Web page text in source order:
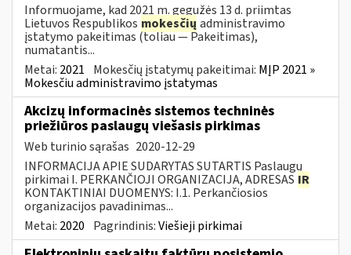
Informuojame, kad 2021 m. gegužės 13 d. priimtas
Lietuvos Respublikos mokesčių administravimo
įstatymo pakeitimas (toliau — Pakeitimas),
numatantis...
Metai: 2021 Mokesčių įstatymų pakeitimai: MĮP 2021 »
Mokesčiu administravimo įstatymas
Akcizų informacinės sistemos techninės
priežiūros paslaugų viešasis pirkimas
Web turinio sąrašas 2020-12-29
INFORMACIJA APIE SUDARYTAS SUTARTIS Paslaugų
pirkimai I. PERKANČIOJI ORGANIZACIJA, ADRESAS IR
KONTAKTINIAI DUOMENYS: I.1. Perkančiosios
organizacijos pavadinimas...
Metai: 2020 Pagrindinis:Viešieji pirkimai